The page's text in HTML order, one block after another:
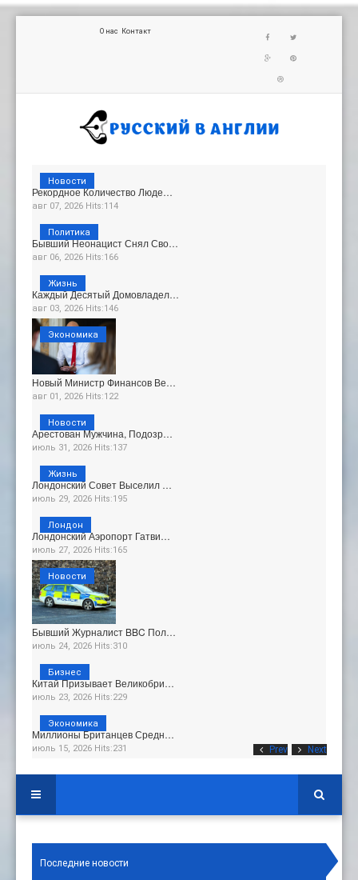
О нас Контакт
Prev Next
Рекордное Количество Люде…
авг 07, 2026 Hits:114
Новости
Бывший Неонацист Снял Сво…
авг 06, 2026 Hits:166
Политика
Каждый Десятый Домовладел…
авг 03, 2026 Hits:146
Жизнь
Новый Министр Финансов Ве…
авг 01, 2026 Hits:122
Экономика
Арестован Мужчина, Подозр…
июль 31, 2026 Hits:137
Новости
Лондонский Совет Выселил …
июль 29, 2026 Hits:195
Жизнь
Лондонский Аэропорт Гатви…
июль 27, 2026 Hits:165
Лондон
Бывший Журналист BBC Пол…
июль 24, 2026 Hits:310
Новости
Китай Призывает Великобри…
июль 23, 2026 Hits:229
Бизнес
Миллионы Британцев Средн…
июль 15, 2026 Hits:231
Экономика
Последние новости